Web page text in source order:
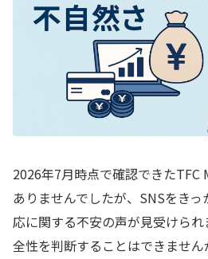
2026年7月時点で確認できたTFC
ありませんでしたが、SNSをき
応に関する不安の声が見受けら
全性を判断することはできませ